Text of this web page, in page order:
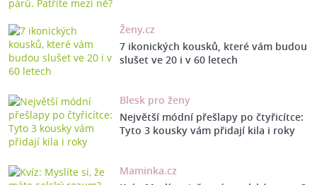
Ženy.cz
7 ikonických kousků, které vám budou
slušet ve 20 i v 60 letech
Blesk pro ženy
Největší módní přešlapy po čtyřicítce:
Tyto 3 kousky vám přidají kila i roky
Maminka.cz